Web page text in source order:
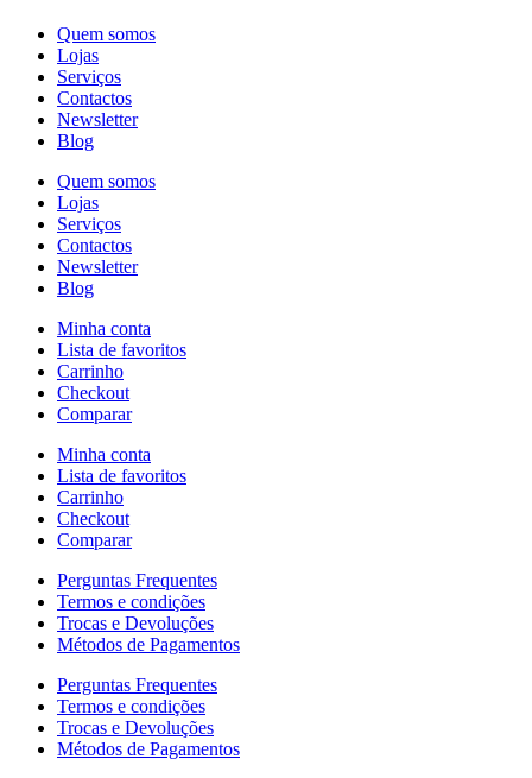
Quem somos
Lojas
Serviços
Contactos
Newsletter
Blog
Quem somos
Lojas
Serviços
Contactos
Newsletter
Blog
Minha conta
Lista de favoritos
Carrinho
Checkout
Comparar
Minha conta
Lista de favoritos
Carrinho
Checkout
Comparar
Perguntas Frequentes
Termos e condições
Trocas e Devoluções
Métodos de Pagamentos
Perguntas Frequentes
Termos e condições
Trocas e Devoluções
Métodos de Pagamentos